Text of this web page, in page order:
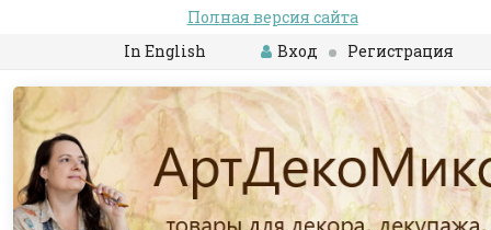
Полная версия сайта
In English
Вход Регистрация